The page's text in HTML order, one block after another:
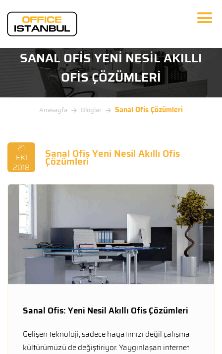
SANAL OFIS YENI NESIL AKILLI
OFIS ÇÖZÜMLERI
Anasayfa Bloglar Sanal Ofis Çözümleri
21
EKİ
2018
Sanal Ofis Yeni Nesil Akıllı Ofis
Çözümleri
Sanal Ofis: Yeni Nesil Akıllı Ofis Çözümleri
Gelişen teknoloji, sadece hayatımızı değil çalışma
kültürümüzü de değiştiriyor. Yaygınlaşan internet